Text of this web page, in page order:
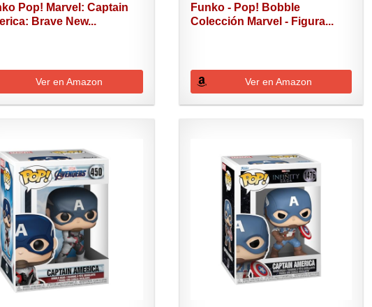
Pop! Marvel: Captain
Brave New...
Ver en Amazon
Funko - Pop! Bobble
Colección Marvel - Figura...
Ver en Amazon